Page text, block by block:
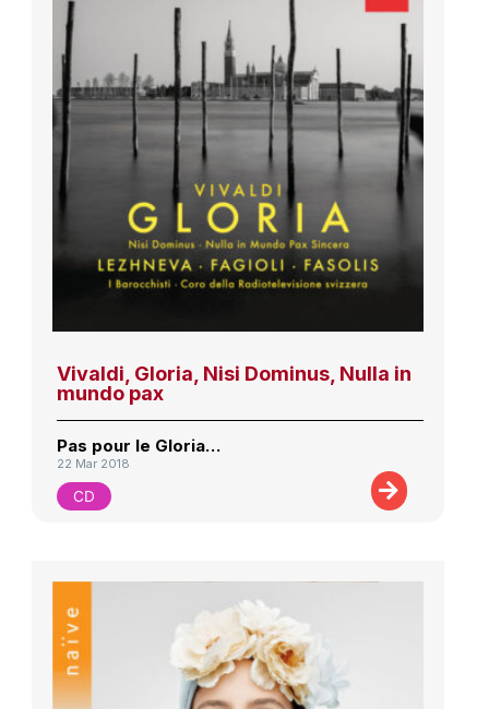
Vivaldi, Gloria, Nisi Dominus, Nulla in
mundo pax
Pas pour le Gloria…
22 Mar 2018
CD